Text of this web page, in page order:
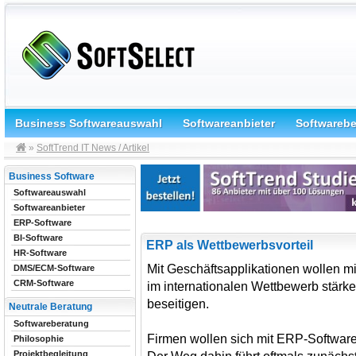
Business Softwareauswahl Softwareanbieter
» SoftTrend IT News / Artikel
ERP als Wettbewerbsvorteil
Mit Geschäftsapplikationen wollen
im internationalen Wettbewerb
beseitigen.
Firmen wollen sich mit ERP-
Business Software
Softwareauswahl
Softwareanbieter
ERP-Software
BI-Software
HR-Software
DMS/ECM-Software
CRM-Software
Neutrale Beratung
Softwareberatung
Philosophie
Projektbegleitung